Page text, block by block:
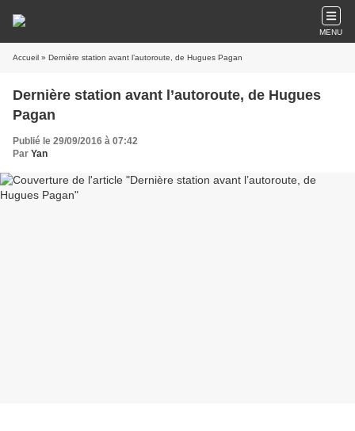
MENU
Accueil » Dernière station avant l’autoroute, de Hugues Pagan
Dernière station avant l’autoroute, de Hugues
Pagan
Publié le 29/09/2016 à 07:42
Par Yan